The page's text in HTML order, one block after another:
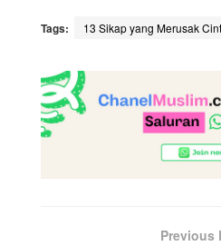
Tags: 13 Sikap yang Merusak
Previous